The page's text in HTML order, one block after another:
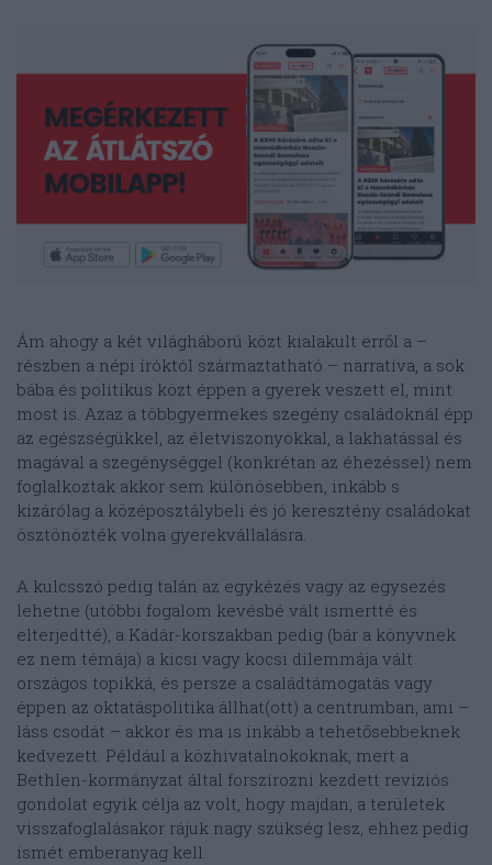
Ám ahogy a két világháború közt kialakult erről a –
részben a népi íróktól származtatható – narratíva, a sok
bába és politikus közt éppen a gyerek veszett el, mint
most is. Azaz a többgyermekes szegény családoknál épp
az egészségükkel, az életviszonyokkal, a lakhatással és
magával a szegénységgel (konkrétan az éhezéssel) nem
foglalkoztak akkor sem különösebben, inkább s
kizárólag a középosztálybeli és jó keresztény családokat
ösztönözték volna gyerekvállalásra.
A kulcsszó pedig talán az egykézés vagy az egysezés
lehetne (utóbbi fogalom kevésbé vált ismertté és
elterjedtté), a Kádár-korszakban pedig (bár a könyvnek
ez nem témája) a kicsi vagy kocsi dilemmája vált
országos topikká, és persze a családtámogatás vagy
éppen az oktatáspolitika állhat(ott) a centrumban, ami –
láss csodát – akkor és ma is inkább a tehetősebbeknek
kedvezett. Például a közhivatalnokoknak, mert a
Bethlen-kormányzat által forszírozni kezdett revíziós
gondolat egyik célja az volt, hogy majdan, a területek
visszafoglalásakor rájuk nagy szükség lesz, ehhez pedig
ismét emberanyag kell.